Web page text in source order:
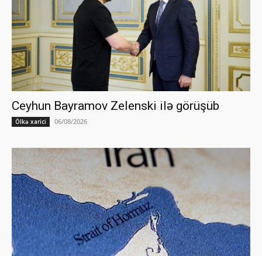
Ceyhun Bayramov Zelenski ilə görüşüb
Ölkə xarici 06/08/2026